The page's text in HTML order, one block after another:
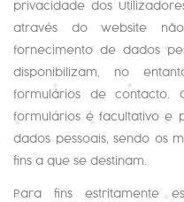
privacidade dos
através do website
fornecimento de dados
disponibilizam, no
formulários de contacto.
formulários é facultativo e
dados pessoais, sendo os
fins a que se destinam.
Para fins estritamente